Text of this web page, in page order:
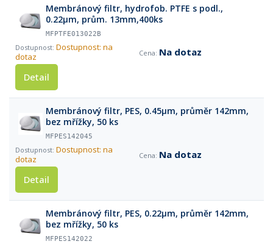
Membránový filtr, hydrofob. PTFE s podl.,
0.22µm, prům. 13mm,400ks
MFPTFE013022B
Dostupnost: na
dotaz
Na dotaz
Detail
Membránový filtr, PES, 0.45µm, průměr 142mm,
bez mřížky, 50 ks
MFPES142045
Dostupnost: na
dotaz
Na dotaz
Detail
Membránový filtr, PES, 0.22µm, průměr 142mm,
bez mřížky, 50 ks
MFPES142022